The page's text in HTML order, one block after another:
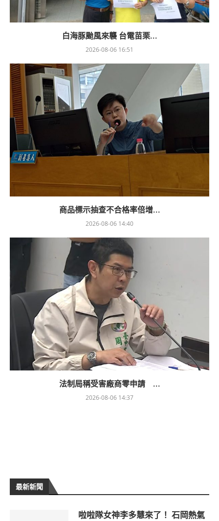
白海豚颱風來襲 台電苗栗...
2026-08-06 16:51
商品標示抽查不合格率倍增...
2026-08-06 14:40
法制局稱受害廠商零申請 ...
2026-08-06 14:37
最新新聞
啦啦隊女神李多慧來了！ 石岡熱氣